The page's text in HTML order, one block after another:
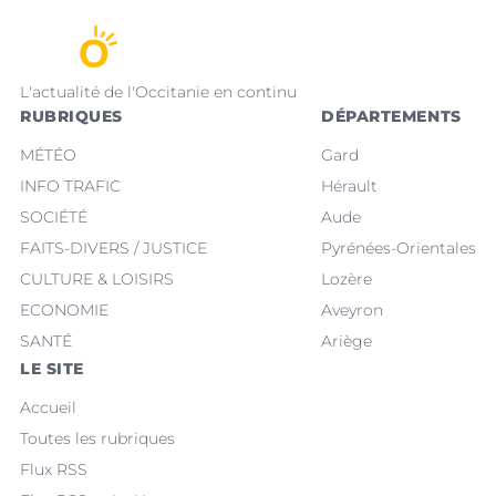
L'actualité de l'Occitanie en continu
RUBRIQUES
MÉTÉO
INFO TRAFIC
SOCIÉTÉ
FAITS-DIVERS / JUSTICE
CULTURE & LOISIRS
ECONOMIE
SANTÉ
DÉPARTEMENTS
Gard
Hérault
Aude
Pyrénées-Orientales
Lozère
Aveyron
Ariège
LE SITE
Accueil
Toutes les rubriques
Flux RSS